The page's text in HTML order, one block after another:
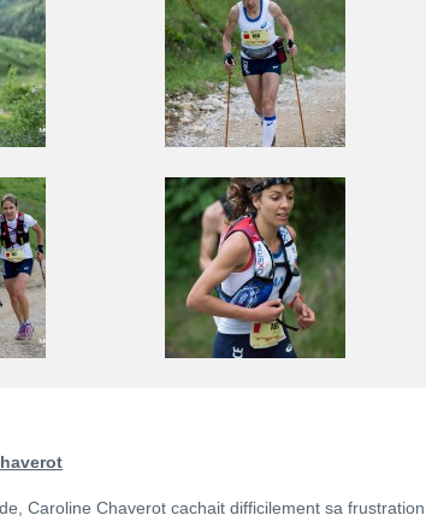
Caroline Chaverot cachait difficilement sa frustration